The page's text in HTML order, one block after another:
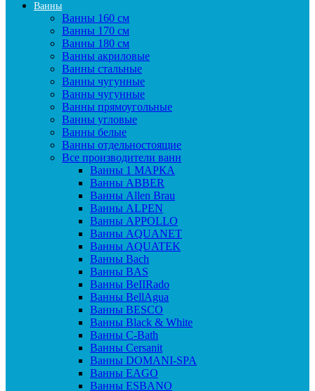
Ванны
Ванны 160 см
Ванны 170 см
Ванны 180 см
Ванны акриловые
Ванны стальные
Ванны чугунные
Ванны чугунные
Ванны прямоугольные
Ванны угловые
Ванны белые
Ванны отдельностоящие
Все производители ванн
Ванны 1 МАРКА
Ванны ABBER
Ванны Allen Brau
Ванны ALPEN
Ванны APPOLLO
Ванны AQUANET
Ванны AQUATEK
Ванны Bach
Ванны BAS
Ванны BeIIRado
Ванны BellAgua
Ванны BESCO
Ванны Black & White
Ванны C-Bath
Ванны Cersanit
Ванны DOMANI-SPA
Ванны EAGO
Ванны ESBANO